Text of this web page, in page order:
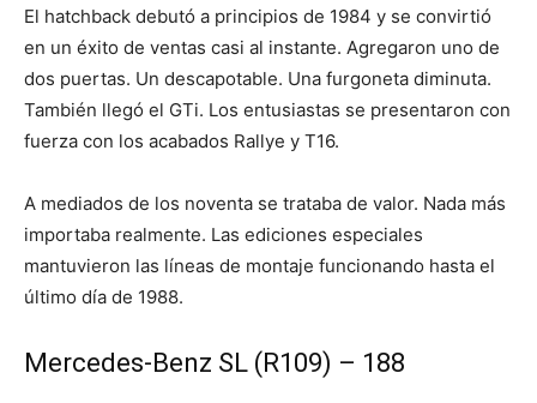
El hatchback debutó a principios de 1984 y se convirtió
en un éxito de ventas casi al instante. Agregaron uno de
dos puertas. Un descapotable. Una furgoneta diminuta.
También llegó el GTi. Los entusiastas se presentaron con
fuerza con los acabados Rallye y T16.
A mediados de los noventa se trataba de valor. Nada más
importaba realmente. Las ediciones especiales
mantuvieron las líneas de montaje funcionando hasta el
último día de 1988.
Mercedes-Benz SL (R109) – 188